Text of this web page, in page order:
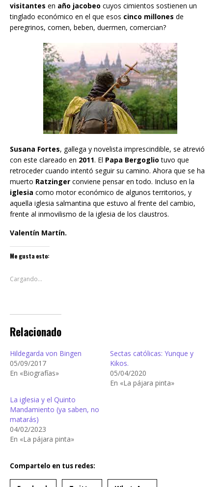
visitantes en año jacobeo cuyos cimientos sostienen un
tinglado económico en el que esos cinco millones de
peregrinos, comen, beben, duermen, comercian?
Susana Fortes, gallega y novelista imprescindible, se atrevió
con este clareado en 2011. El Papa Bergoglio tuvo que
retroceder cuando intentó seguir su camino. Ahora que se ha
muerto Ratzinger conviene pensar en todo. Incluso en la
iglesia como motor económico de algunos territorios, y
aquella iglesia salmantina que estuvo al frente del cambio,
frente al inmovilismo de la iglesia de los claustros.
Valentín Martín.
Me gusta esto:
Cargando...
Relacionado
Hildegarda von Bingen
05/09/2017
En «Biografías»
Sectas católicas: Yunque y
Kikos.
05/04/2020
En «La pájara pinta»
La iglesia y el Quinto
Mandamiento (ya saben, no
matarás)
04/02/2023
En «La pájara pinta»
Compartelo en tus redes: